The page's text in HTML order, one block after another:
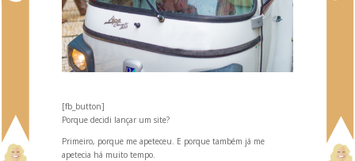
[fb_button]
Porque decidi lançar um site?
Primeiro, porque me apeteceu. E porque também já me
apetecia há muito tempo.